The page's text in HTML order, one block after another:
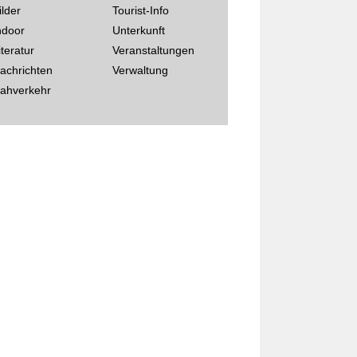
Tourist-Info
Unterkunft
Veranstaltungen
Verwaltung